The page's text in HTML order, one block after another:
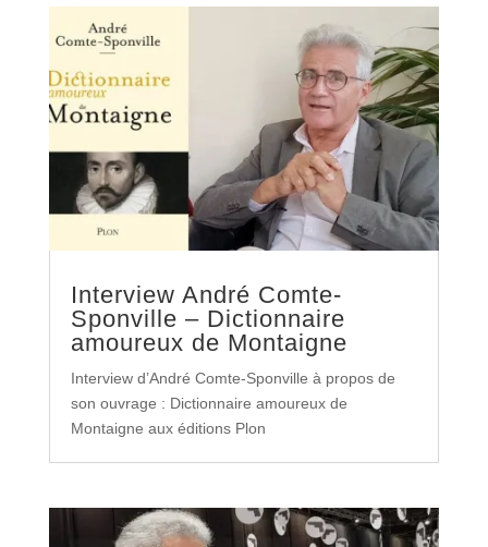
Interview André Comte-
Sponville – Dictionnaire
amoureux de Montaigne
Interview d’André Comte-Sponville à propos de
son ouvrage : Dictionnaire amoureux de
Montaigne aux éditions Plon